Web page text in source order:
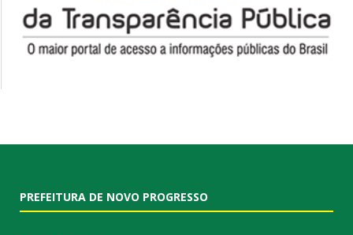
PREFEITURA DE NOVO PROGRESSO